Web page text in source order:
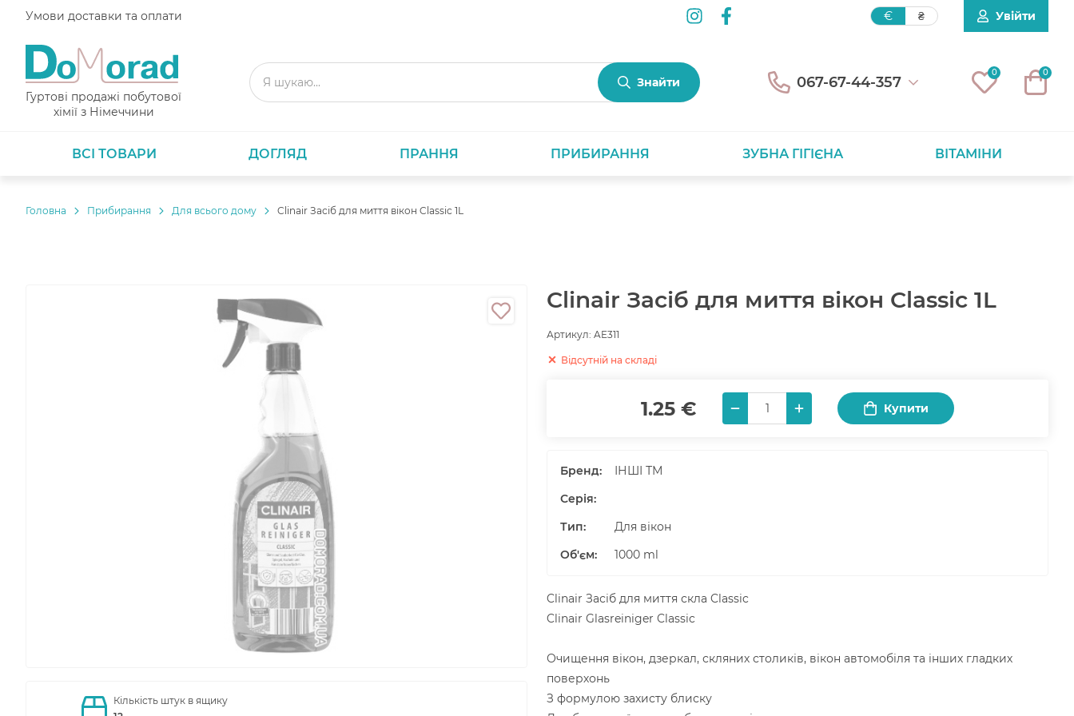
Умови доставки та оплати € ₴ Увійти
Гуртові продажі побутової
хімії з Німеччини
Знайти 067-67-44-357
0 0
ВСІ ТОВАРИ ДОГЛЯД ПРАННЯ ПРИБИРАННЯ ЗУБНА ГІГІЄНА ВІТАМІНИ
Головнa Прибирання Для всього дому Clinair Засіб для миття вікон Classic 1L
Кількість штук в ящику
Clinair Засіб для миття вікон Classic 1L
Артикул: AE311
Відсутній на складі
1.25 € Купити
Бренд:
ІНШІ ТМ
Серія:
Тип:
Для вікон
Об'єм: 1000 ml
Clinair Засіб для миття скла Classic
Clinair Glasreiniger Classic
Очищення вікон, дзеркал, скляних столиків, вікон автомобіля та інших гладких
поверхонь
З формулою захисту блиску